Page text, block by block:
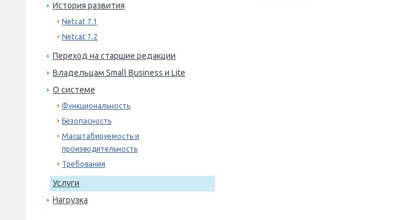
История развития
Netcat 7.1
Netcat 7.2
Переход на старшие редакции
Владельцам Small Business и Lite
О системе
Функциональность
Безопасность
Масштабируемость и
производительность
Требования
Услуги
Нагрузка